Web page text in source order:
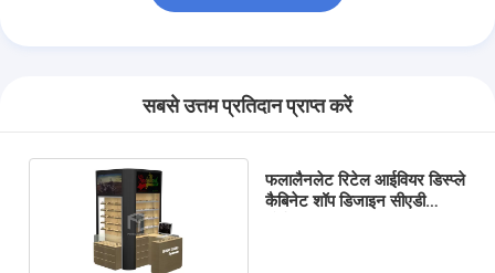
सबसे उत्तम प्रतिदान प्राप्त करें
फलालैनलेट रिटेल आईवियर डिस्प्ले
कैबिनेट शॉप डिजाइन सीएडी